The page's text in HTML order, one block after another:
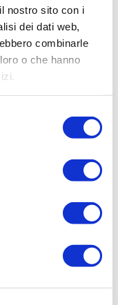
nostro sito con i
dei dati web,
combinarle
o che hanno
Generale
(art.238,